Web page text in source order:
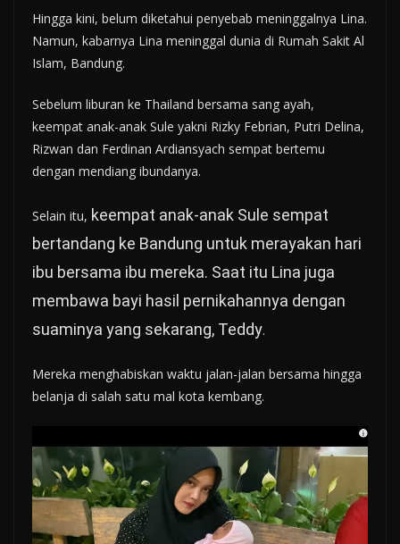
Hingga kini, belum diketahui penyebab meninggalnya Lina.
Namun, kabarnya Lina meninggal dunia di Rumah Sakit Al
Islam, Bandung.
Sebelum liburan ke Thailand bersama sang ayah,
keempat anak-anak Sule yakni Rizky Febrian, Putri Delina,
Rizwan dan Ferdinan Ardiansyach sempat bertemu
dengan mendiang ibundanya.
Selain itu, keempat anak-anak Sule sempat
bertandang ke Bandung untuk merayakan hari
ibu bersama ibu mereka. Saat itu Lina juga
membawa bayi hasil pernikahannya dengan
suaminya yang sekarang, Teddy.
Mereka menghabiskan waktu jalan-jalan bersama hingga
belanja di salah satu mal kota kembang.